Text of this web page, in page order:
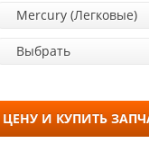
Mercury (Легковые)
Выбрать
ЦЕНУ И КУПИТЬ